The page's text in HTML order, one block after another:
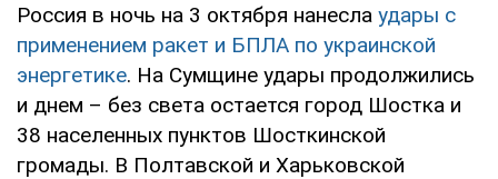
Россия в ночь на 3 октября нанесла удары с
применением ракет и БПЛА по украинской
энергетике. На Сумщине удары продолжились
и днем – без света остается город Шостка и
38 населенных пунктов Шосткинской
громады. В Полтавской и Харьковской